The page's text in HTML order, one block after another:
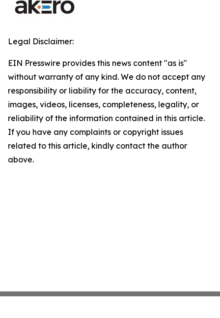
Legal Disclaimer:
EIN Presswire provides this news content "as is"
without warranty of any kind. We do not accept any
responsibility or liability for the accuracy, content,
images, videos, licenses, completeness, legality, or
reliability of the information contained in this article.
If you have any complaints or copyright issues
related to this article, kindly contact the author
above.